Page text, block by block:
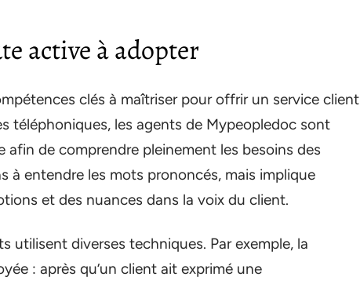
active à adopter
clés à maîtriser pour offrir un service client
téléphoniques, les agents de Mypeopledoc sont
de comprendre pleinement les besoins des
à entendre les mots prononcés, mais implique
et des nuances dans la voix du client.
utilisent diverses techniques. Par exemple, la
: après qu’un client ait exprimé une